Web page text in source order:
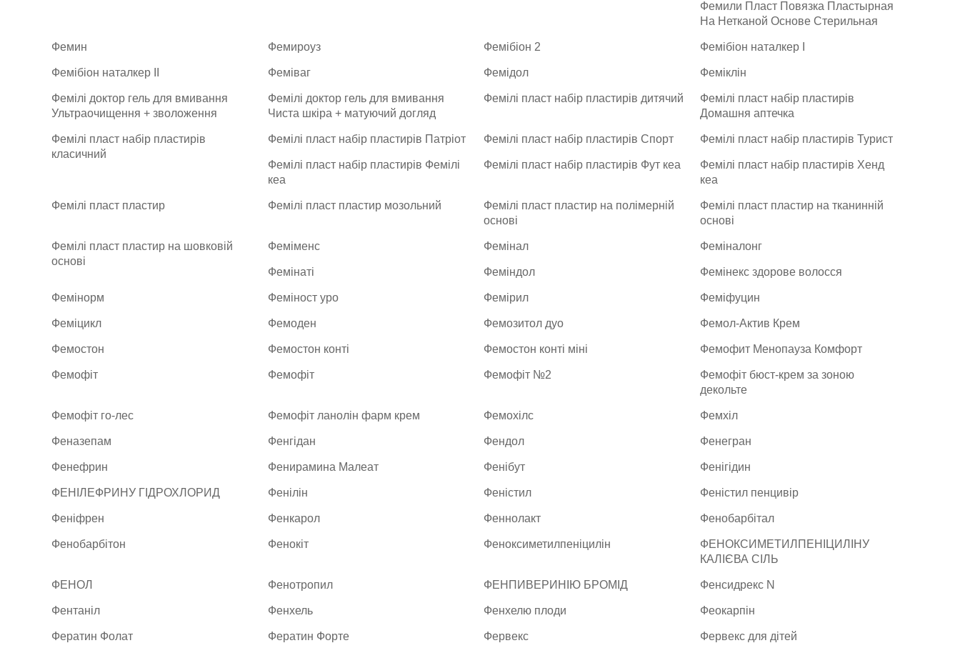
Фемили Пласт Повязка Пластырная
На Нетканой Основе Стерильная
Фемин Фемироуз Фемібіон 2 Фемібіон наталкер I
Фемібіон наталкер II Феміваг Фемідол Феміклін
Фемілі доктор гель для вмивання
Ультраочищення + зволоження
Фемілі доктор гель для вмивання
Чиста шкіра + матуючий догляд
Фемілі пласт набір пластирів дитячий
Фемілі пласт набір пластирів
Домашня аптечка
Фемілі пласт набір пластирів
класичний
Фемілі пласт набір пластирів Патріот Фемілі пласт набір пластирів Спорт Фемілі пласт набір пластирів Турист
Фемілі пласт набір пластирів Фемілі
кеа
Фемілі пласт набір пластирів Фут кеа
Фемілі пласт набір пластирів Хенд
кеа
Фемілі пласт пластир Фемілі пласт пластир мозольний
Фемілі пласт пластир на полімерній
основі
Фемілі пласт пластир на тканинній
основі
Фемілі пласт пластир на шовковій
основі
Феміменс Фемінал Феміналонг
Фемінаті Феміндол Фемінекс здорове волосся
Фемінорм Феміност уро Фемірил Феміфуцин
Феміцикл Фемоден Фемозитол дуо Фемол-Актив Крем
Фемостон Фемостон конті Фемостон конті міні Фемофит Менопауза Комфорт
Фемофіт Фемофіт Фемофіт №2
Фемофіт бюст-крем за зоною
декольте
Фемофіт го-лес Фемофіт ланолін фарм крем Фемохілс Фемхіл
Феназепам Фенгідан Фендол Фенегран
Фенефрин Фенирамина Малеат Фенібут Фенігідин
ФЕНІЛЕФРИНУ ГІДРОХЛОРИД Фенілін Феністил Феністил пенцивір
Феніфрен Фенкарол Феннолакт Фенобарбітал
Фенобарбітон Фенокіт Феноксиметилпеніцилін
ФЕНОКСИМЕТИЛПЕНІЦИЛІНУ
КАЛІЄВА СІЛЬ
ФЕНОЛ Фенотропил ФЕНПИВЕРИНІЮ БРОМІД Фенсидрекс N
Фентаніл Фенхель Фенхелю плоди Феокарпін
Фератин Фолат Фератин Форте Фервекс Фервекс для дітей